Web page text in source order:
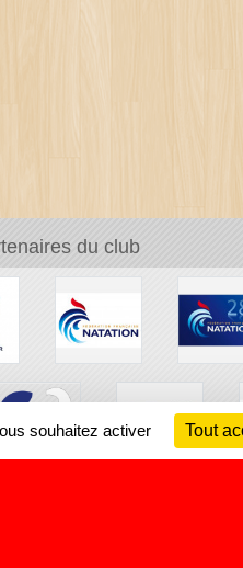
du club
souhaitez activer Tout